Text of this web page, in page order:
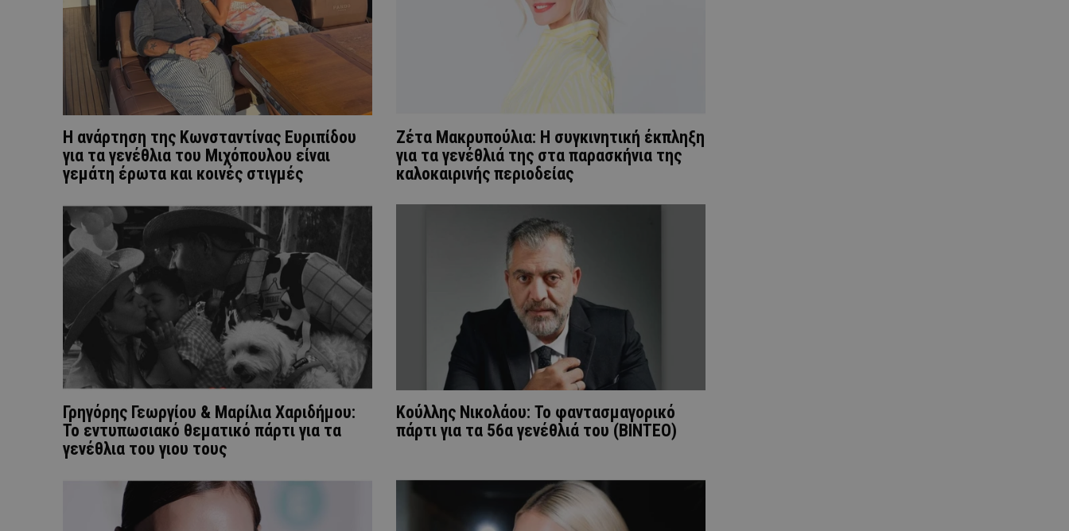
Η ανάρτηση της Kωνσταντίνας Ευριπίδου
για τα γενέθλια του Μιχόπουλου είναι
γεμάτη έρωτα και κοινές στιγμές
Ζέτα Μακρυπούλια: Η συγκινητική έκπληξη
για τα γενέθλιά της στα παρασκήνια της
καλοκαιρινής περιοδείας
Γρηγόρης Γεωργίου & Μαρίλια Χαριδήμου:
Το εντυπωσιακό θεματικό πάρτι για τα
γενέθλια του γιου τους
Κούλλης Νικολάου: Το φαντασμαγορικό
πάρτι για τα 56α γενέθλιά του (ΒΙΝΤΕΟ)